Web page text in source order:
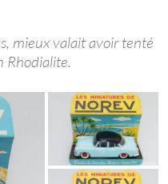
mieux valait avoir tenté
Rhodialite.